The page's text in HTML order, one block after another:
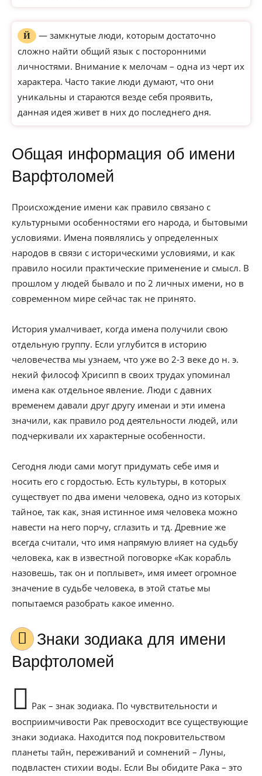
Й
— замкнутые люди, которым достаточно
сложно найти общий язык с посторонними
личностями. Внимание к мелочам – одна из черт их
характера. Часто такие люди думают, что они
уникальны и стараются везде себя проявить,
данная идея живет в них до последнего дня.
Общая информация об имени
Варфтоломей
Происхождение имени как правило связано с
культурными особенностями его народа, и бытовыми
условиями. Имена появлялись у определенных
народов в связи с историческими условиями, и как
правило носили практические применение и смысл. В
прошлом у людей бывало и по 2 личных имени, но в
современном мире сейчас так не принято.
История умалчивает, когда имена получили свою
отдельную группу. Если углубится в историю
человечества мы узнаем, что уже во 2-3 веке до н. э.
некий философ Хрисипп в своих трудах упоминал
имена как отдельное явление. Люди с давних
временем давали друг другу именаи и эти имена
значили, как правило род деятельности людей, или
подчеркивали их характерные особенности.
Сегодня люди сами могут придумать себе имя и
носить его с гордостью. Есть культуры, в которых
существует по два имени человека, одно из которых
тайное, так как, зная истинное имя человека можно
навести на него порчу, сглазить и тд. Древние же
всегда считали, что имя напрямую влияет на судьбу
человека, как в известной поговорке «Как корабль
назовешь, так он и поплывет», имя имеет огромное
значение в судьбе человека, в этой статье мы
попытаемся разобрать какое именно.
Знаки зодиака для имени
Варфтоломей
Рак – знак зодиака. По чувствительности и
восприимчивости Рак превосходит все существующие
знаки зодиака. Находится под покровительством
планеты тайн, переживаний и сомнений – Луны,
подвластен стихии воды. Если Вы обидите Рака – это